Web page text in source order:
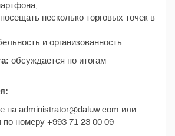
несколько торговых точек в
и организованность.
обсуждается по итогам
на administrator@daluw.com или
номеру +993 71 23 00 09